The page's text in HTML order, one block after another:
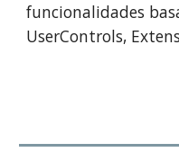
funcionalidades
UserControls,